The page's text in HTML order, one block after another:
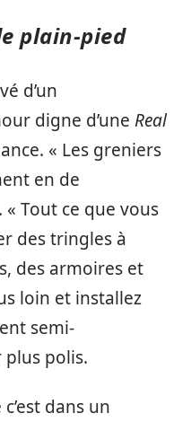
plain-pied
d’un
digne d’une Real
« Les greniers
en de
Tout ce que vous
des tringles à
des armoires et
loin et installez
semi-
plus polis.
dans un